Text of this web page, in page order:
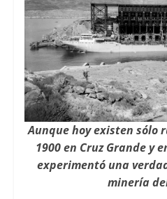
Aunque hoy existen sólo
1900 en Cruz Grande y
experimentó una
minería